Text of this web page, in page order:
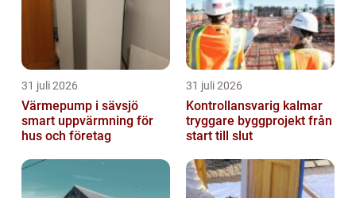
31 juli 2026
Värmepump i sävsjö
smart uppvärmning för
hus och företag
31 juli 2026
Kontrollansvarig kalmar
tryggare byggprojekt från
start till slut